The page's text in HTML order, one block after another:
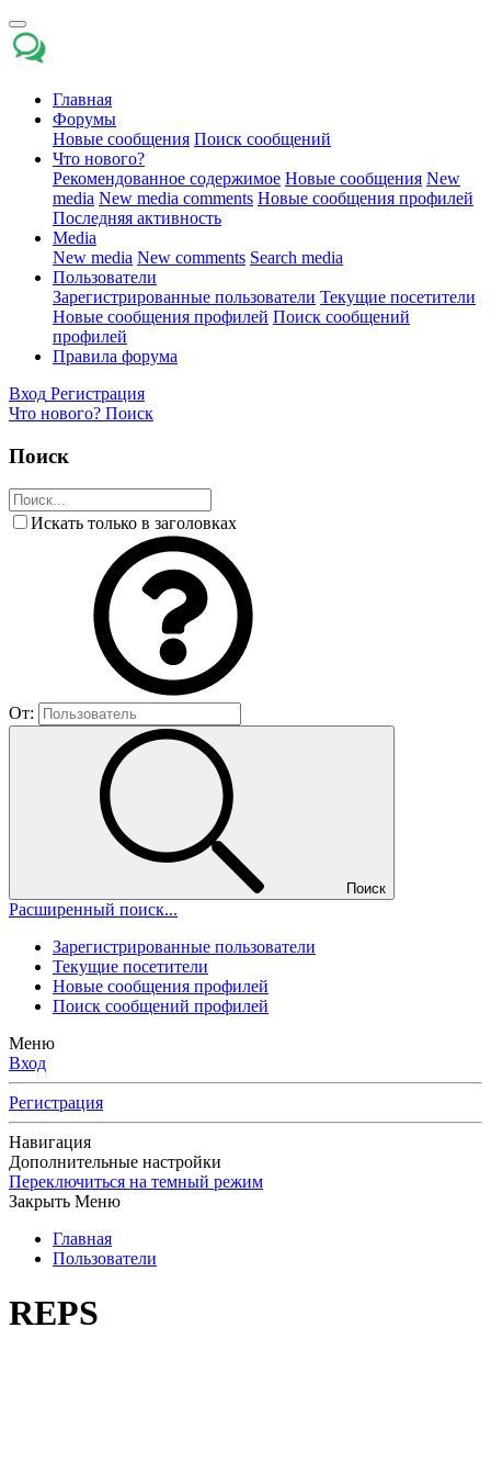
Главная
Форумы
Новые сообщения Поиск сообщений
Что нового?
Рекомендованное содержимое Новые сообщения New
media New media comments Новые сообщения профилей
Последняя активность
Media
New media New comments Search media
Пользователи
Зарегистрированные пользователи Текущие посетители
Новые сообщения профилей Поиск сообщений
профилей
Правила форума
Вход Регистрация
Что нового? Поиск
Поиск
Искать только в заголовках
От:
Поиск
Расширенный поиск...
Зарегистрированные пользователи
Текущие посетители
Новые сообщения профилей
Поиск сообщений профилей
Меню
Вход
Регистрация
Навигация
Дополнительные настройки
Переключиться на темный режим
Закрыть Меню
Главная
Пользователи
REPS